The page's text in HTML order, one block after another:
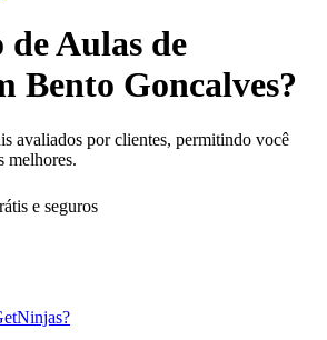
de Aulas de
Bento Goncalves?
avaliados por clientes, permitindo você
melhores.
e seguros